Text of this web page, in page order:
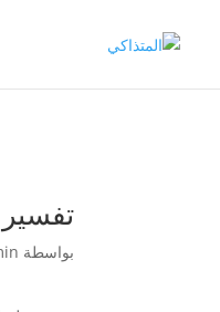
بواسطة